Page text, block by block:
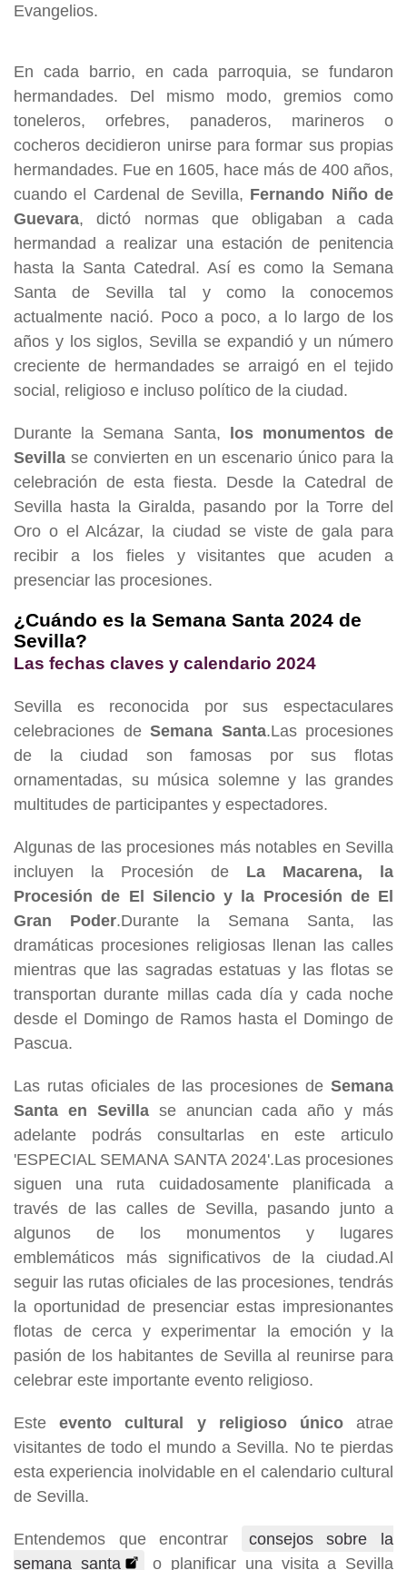
Evangelios.
En cada barrio, en cada parroquia, se fundaron
hermandades. Del mismo modo, gremios como
toneleros, orfebres, panaderos, marineros o
cocheros decidieron unirse para formar sus propias
hermandades. Fue en 1605, hace más de 400 años,
cuando el Cardenal de Sevilla, Fernando Niño de
Guevara, dictó normas que obligaban a cada
hermandad a realizar una estación de penitencia
hasta la Santa Catedral. Así es como la Semana
Santa de Sevilla tal y como la conocemos
actualmente nació. Poco a poco, a lo largo de los
años y los siglos, Sevilla se expandió y un número
creciente de hermandades se arraigó en el tejido
social, religioso e incluso político de la ciudad.
Durante la Semana Santa, los monumentos de
Sevilla se convierten en un escenario único para la
celebración de esta fiesta. Desde la Catedral de
Sevilla hasta la Giralda, pasando por la Torre del
Oro o el Alcázar, la ciudad se viste de gala para
recibir a los fieles y visitantes que acuden a
presenciar las procesiones.
¿Cuándo es la Semana Santa 2024 de
Sevilla?
Las fechas claves y calendario 2024
Sevilla es reconocida por sus espectaculares
celebraciones de Semana Santa.Las procesiones
de la ciudad son famosas por sus flotas
ornamentadas, su música solemne y las grandes
multitudes de participantes y espectadores.
Algunas de las procesiones más notables en Sevilla
incluyen la Procesión de La Macarena, la
Procesión de El Silencio y la Procesión de El
Gran Poder.Durante la Semana Santa, las
dramáticas procesiones religiosas llenan las calles
mientras que las sagradas estatuas y las flotas se
transportan durante millas cada día y cada noche
desde el Domingo de Ramos hasta el Domingo de
Pascua.
Las rutas oficiales de las procesiones de Semana
Santa en Sevillase anuncian cada año y más
adelante podrás consultarlas en este articulo
'ESPECIAL SEMANA SANTA 2024'.Las procesiones
siguen una ruta cuidadosamente planificada a
través de las calles de Sevilla, pasando junto a
algunos de los monumentos y lugares
emblemáticos más significativos de la ciudad.Al
seguir las rutas oficiales de las procesiones, tendrás
la oportunidad de presenciar estas impresionantes
flotas de cerca y experimentar la emoción y la
pasión de los habitantes de Sevilla al reunirse para
celebrar este importante evento religioso.
Esteevento cultural y religioso únicoatrae
visitantes de todo el mundo a Sevilla. No te pierdas
esta experiencia inolvidable en el calendario cultural
de Sevilla.
Entendemos que encontrar
consejos sobre la
semana santa
o planificar una visita a Sevilla